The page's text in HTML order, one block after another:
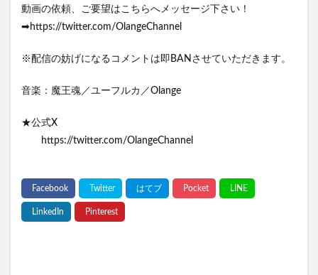
動画の依頼、ご要望はこちらへメッセージ下さい！
➡https://twitter.com/OlangeChannel
※配信の妨げになるコメントは即BANさせていただきます。
音楽：魔王魂／ユーフルカ／Olange
★公式X
https://twitter.com/OlangeChannel